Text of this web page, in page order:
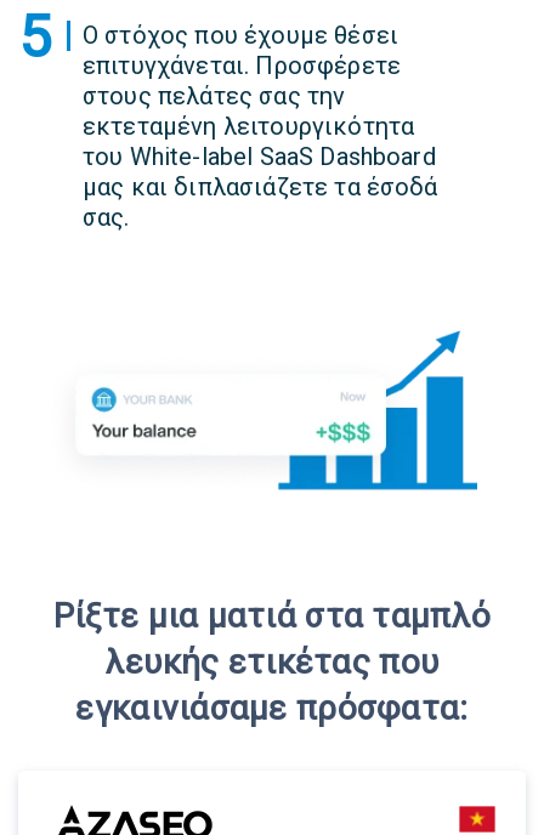
5
Ο στόχος που έχουμε θέσει
επιτυγχάνεται. Προσφέρετε
στους πελάτες σας την
εκτεταμένη λειτουργικότητα
του White-label SaaS Dashboard
μας και διπλασιάζετε τα έσοδά
σας.
Ρίξτε μια ματιά στα ταμπλό
λευκής ετικέτας που
εγκαινιάσαμε πρόσφατα: